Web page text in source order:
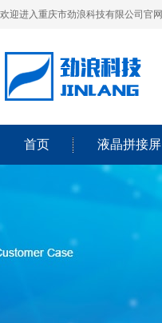
欢迎进入重庆市劲浪科技有限公司官网
首页 液晶拼接屏